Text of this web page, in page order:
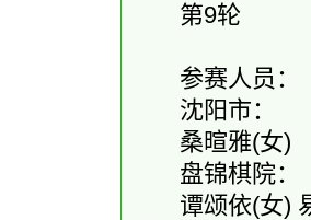
第9轮
参赛人员：
沈阳市：
桑暄雅(女)
盘锦棋院：
谭颂依(女) 易